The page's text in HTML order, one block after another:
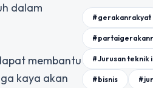
dalam
membantu
kaya akan
#gerakanrakyat
#Jurusan teknik
#bisnis